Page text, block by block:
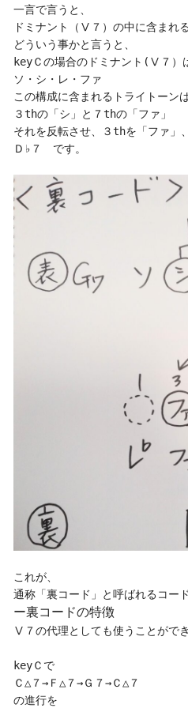
一言で言うと、
ドミナント（Ⅴ７）の中に含まれ
どういう事かと言うと、
keyＣの場合のドミナント(Ⅴ７）
ソ・シ・レ・ファ
この構成に含まれるトライトーンは
３thの「シ」と７thの「ファ」
それを反転させ、３thを「ファ」
Ｄ♭７　です。
これが、
ー裏コードの特徴
Ⅴ７の代理としても使うことができ
keyＣで
Ｃ△７→Ｆ△７→Ｇ７→Ｃ△７
の進行を